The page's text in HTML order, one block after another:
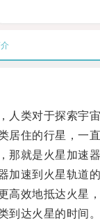
类对于探索宇宙
住的行星，一直
就是火星加速器
速到火星轨道的
效地抵达火星，
达火星的时间。